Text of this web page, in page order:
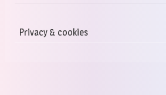
Privacy & cookies